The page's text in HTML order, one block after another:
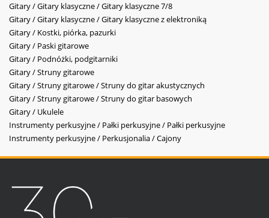
Gitary / Gitary klasyczne / Gitary klasyczne 7/8
Gitary / Gitary klasyczne / Gitary klasyczne z elektroniką
Gitary / Kostki, piórka, pazurki
Gitary / Paski gitarowe
Gitary / Podnóżki, podgitarniki
Gitary / Struny gitarowe
Gitary / Struny gitarowe / Struny do gitar akustycznych
Gitary / Struny gitarowe / Struny do gitar basowych
Gitary / Ukulele
Instrumenty perkusyjne / Pałki perkusyjne / Pałki perkusyjne
Instrumenty perkusyjne / Perkusjonalia / Cajony